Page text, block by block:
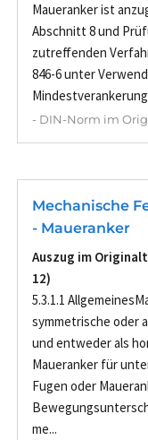
Maueranker ist
Abschnitt 8 und
zutreffenden
846-6 unter
- DIN-Norm im
Mechanische
- Maueranker
Auszug im
12)
5.3.1.1
symmetrische oder
und entweder als
Maueranker für
Fugen oder
me...